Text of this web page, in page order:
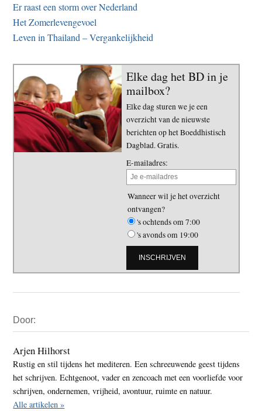
Er raast een storm over Nederland
Het Zomerlevengevoel
Leven in Thailand – Vergankelijkheid
Elke dag het BD in je
mailbox?
Elke dag sturen we je een
overzicht van de nieuwste
berichten op het Boeddhistisch
Dagblad. Gratis.
E-mailadres:
Wanneer wil je het overzicht
ontvangen?
's ochtends om 7:00
's avonds om 19:00
Sidebar
Door:
Arjen Hilhorst
Rustig en stil tijdens het mediteren. Een schreeuwende geest tijdens
het schrijven. Echtgenoot, vader en zencoach met een voorliefde voor
schrijven, ondernemen, vrijheid, avontuur, ruimte en natuur.
Alle artikelen »